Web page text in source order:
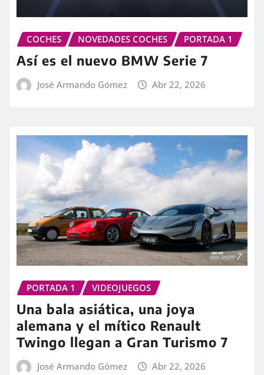
COCHES NOVEDADES COCHES PORTADA 1
Así es el nuevo BMW Serie 7
José Armando Gómez Abr 22, 2026
PORTADA 1 VIDEOJUEGOS
Una bala asiática, una joya
alemana y el mítico Renault
Twingo llegan a Gran Turismo 7
José Armando Gómez Abr 22, 2026